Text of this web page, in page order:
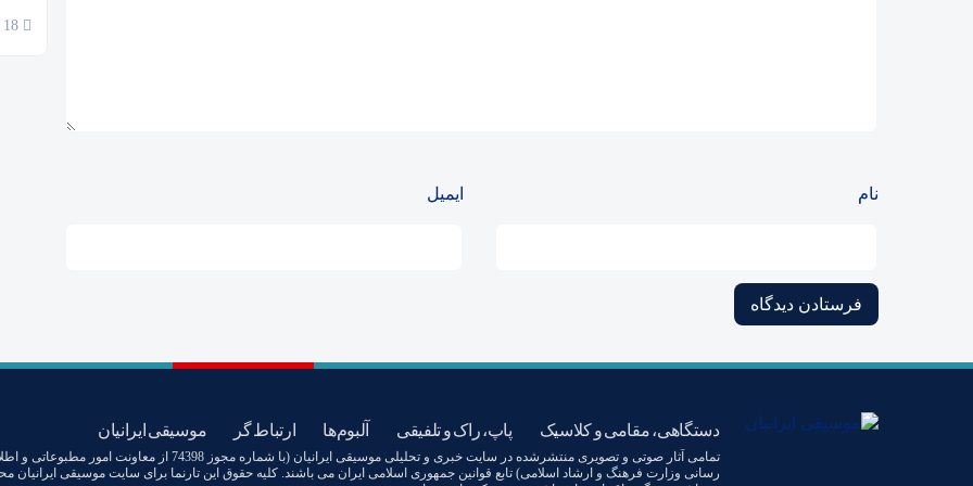
نام ایمیل
دستگاهی، مقامی و کلاسیک پاپ، راک و تلفیقی آلبوم‌ها ارتباط گر موسیقی ایرانیان
تمامی آثار صوتی و تصویری منتشرشده در سایت خبری و تحلیلی موسیقی ایرانیان (با شماره مجوز 74398 از معاونت امور
رسانی وزارت فرهنگ و ارشاد اسلامی) تابع قوانین جمهوری اسلامی ایران می باشند. کلیه حقوق این تارنما برای سایت موسیقی ایرانیان